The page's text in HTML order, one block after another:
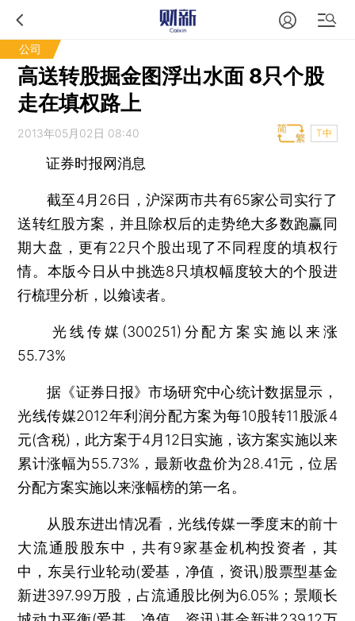
公司
高送转股掘金图浮出水面 8只个股
走在填权路上
2013年05月02日 08:40 T中
证券时报网消息
截至4月26日，沪深两市共有65家公司实行了
送转红股方案，并且除权后的走势绝大多数跑赢同
期大盘，更有22只个股出现了不同程度的填权行
情。本版今日从中挑选8只填权幅度较大的个股进
行梳理分析，以飨读者。
光线传媒(300251)分配方案实施以来涨
55.73%
据《证券日报》市场研究中心统计数据显示，
光线传媒2012年利润分配方案为每10股转11股派4
元(含税)，此方案于4月12日实施，该方案实施以来
累计涨幅为55.73%，最新收盘价为28.41元，位居
分配方案实施以来涨幅榜的第一名。
从股东进出情况看，光线传媒一季度末的前十
大流通股股东中，共有9家基金机构投资者，其
中，东吴行业轮动(爱基，净值，资讯)股票型基金
新进397.99万股，占流通股比例为6.05%；景顺长